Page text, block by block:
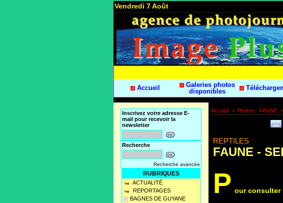
Vendredi 7 Août
Accueil
Galeries photos
disponibles
Inscrivez votre adresse E-
mail pour recevoir la
newsletter
Recherche
Recherche avancée
RUBRIQUES
ACTUALITÉ
REPORTAGES
BAGNES DE GUYANE
Accueil > Photos - FAUNE >
REPTILES
FAUNE -
P our consulter